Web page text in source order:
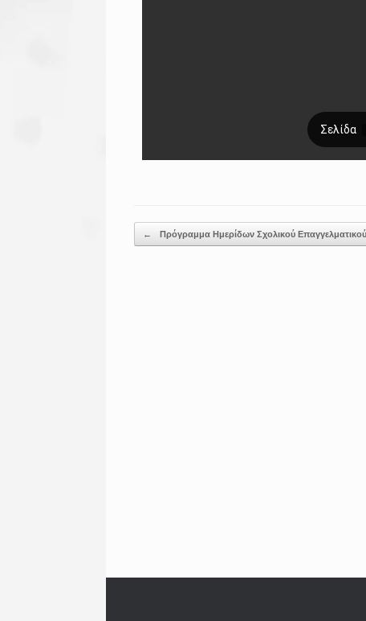
Post navigation
← Πρόγραμμα Ημερίδων Σχολικού